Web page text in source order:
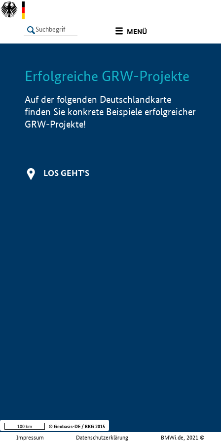
MENÜ
LISTE Info
Erfolgreiche GRW-Projekte
Auf der folgenden Deutschlandkarte
finden Sie konkrete Beispiele erfolgreicher
GRW-Projekte!
LOS GEHT'S
Impressum Datenschutzerklärung BMWi.de, 2021 ©
100 km © Geobasis-DE / BKG 2015